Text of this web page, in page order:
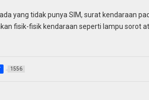
yang tidak punya SIM, surat kendaraan
fisik-fisik kendaraan seperti lampu sorot
1556